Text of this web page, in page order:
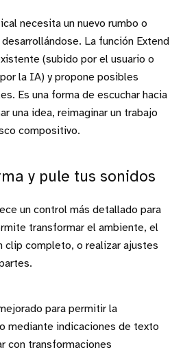
necesita un nuevo rumbo o
La función Extend
(subido por el usuario o
la IA) y propone posibles
Es una forma de escuchar hacia
una idea, reimaginar un trabajo
compositivo.
y pule tus sonidos
un control más detallado para
transformar el ambiente, el
clip completo, o realizar ajustes
para permitir la
mediante indicaciones de texto
con transformaciones